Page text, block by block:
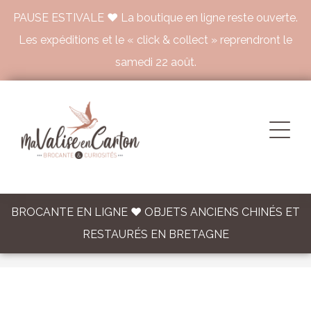
PAUSE ESTIVALE ♥ La boutique en ligne reste ouverte.
Les expéditions et le « click & collect » reprendront le
samedi 22 août.
BROCANTE EN LIGNE ♥ OBJETS ANCIENS CHINÉS ET
RESTAURÉS EN BRETAGNE